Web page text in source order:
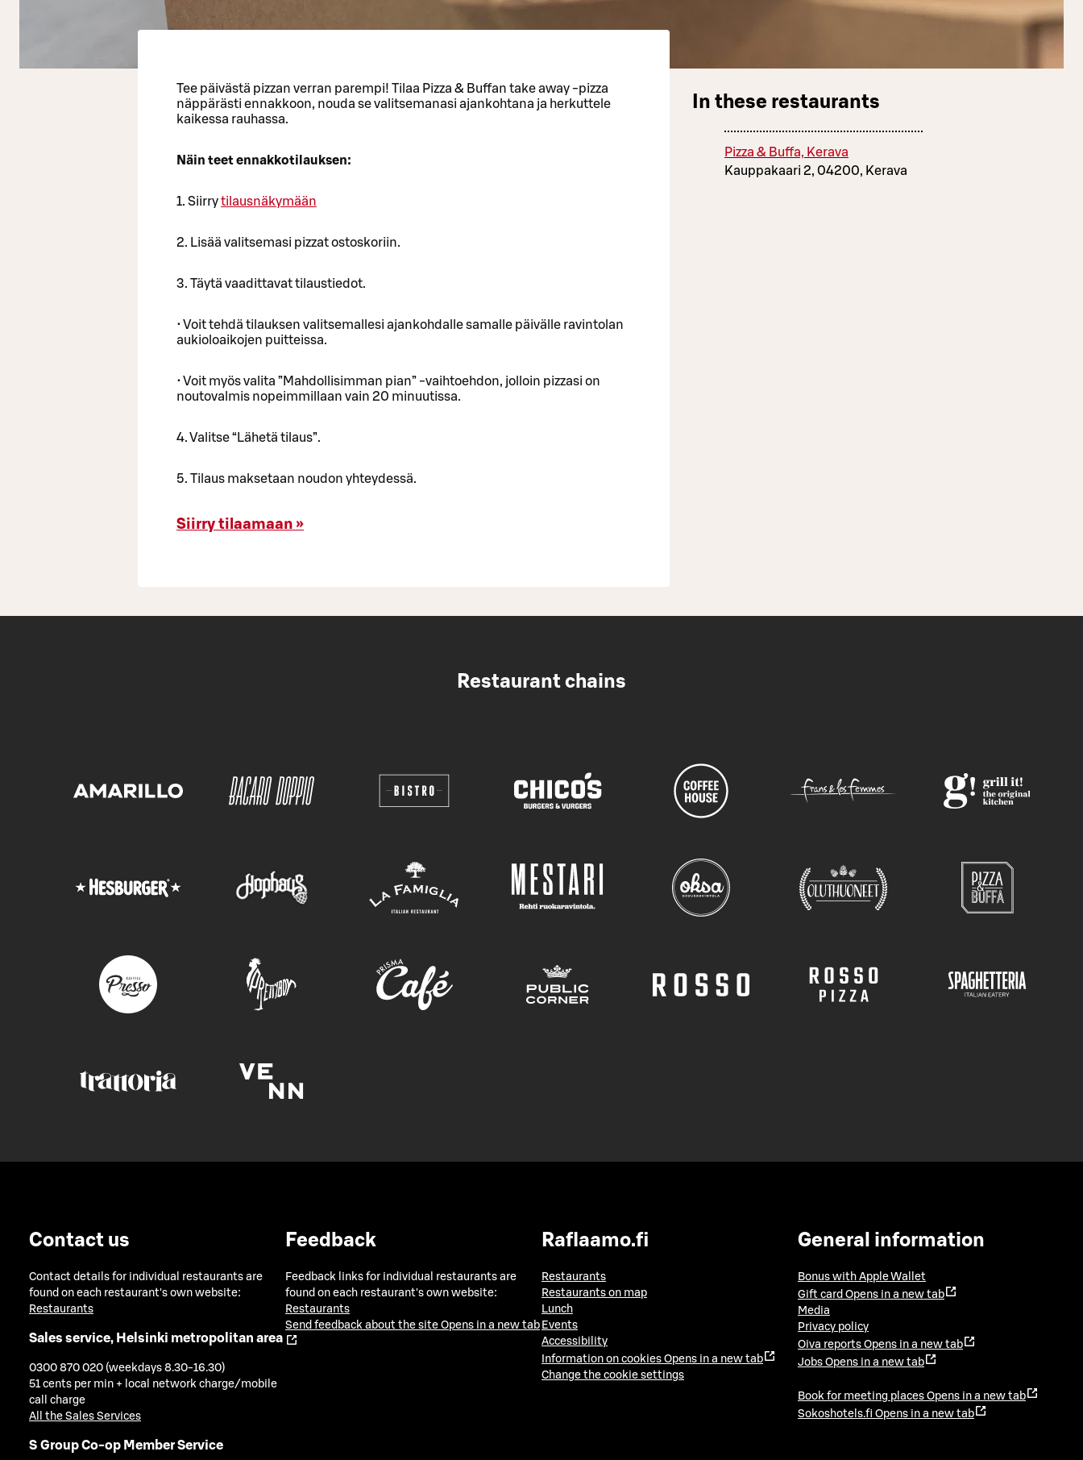
Tee päivästä pizzan verran parempi! Tilaa Pizza & Buffan take away -pizza
näppärästi ennakkoon, nouda se valitsemanasi ajankohtana ja herkuttele
kaikessa rauhassa.
Näin teet ennakkotilauksen:
1. Siirrytilausnäkymään
2. Lisää valitsemasi pizzat ostoskoriin.
3. Täytä vaadittavat tilaustiedot.
• Voit tehdä tilauksen valitsemallesi ajankohdalle samalle päivälle ravintolan
aukioloaikojen puitteissa.
• Voit myös valita ”Mahdollisimman pian” -vaihtoehdon, jolloin pizzasi on
noutovalmis nopeimmillaan vain 20 minuutissa.
4. Valitse “Lähetä tilaus”.
5. Tilaus maksetaan noudon yhteydessä.
Siirry tilaamaan »
In these restaurants
Pizza & Buffa, Kerava
Kauppakaari 2, 04200, Kerava
Restaurant chains
Contact us
Contact details for individual restaurants are
found on each restaurant's own website:
Restaurants
Sales service, Helsinki metropolitan area
0300 870 020 (weekdays 8.30-16.30)
51 cents per min + local network charge/mobile
call charge
All the Sales Services
S Group Co-op Member Service
Feedback
Feedback links for individual restaurants are
found on each restaurant's own website:
Restaurants
Send feedback about the site Opens in a new tab
Raflaamo.fi
Restaurants
Restaurants on map
Lunch
Events
Accessibility
Information on cookies Opens in a new tab
Change the cookie settings
General information
Bonus with Apple Wallet
Gift card Opens in a new tab
Media
Privacy policy
Oiva reports Opens in a new tab
Jobs Opens in a new tab
Book for meeting places Opens in a new tab
Sokoshotels.fi Opens in a new tab